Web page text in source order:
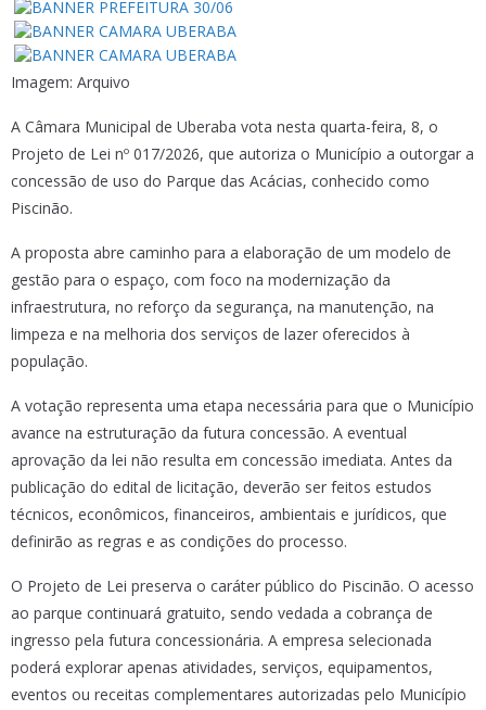
Imagem: Arquivo
A Câmara Municipal de Uberaba vota nesta quarta-feira, 8, o
Projeto de Lei nº 017/2026, que autoriza o Município a outorgar a
concessão de uso do Parque das Acácias, conhecido como
Piscinão.
A proposta abre caminho para a elaboração de um modelo de
gestão para o espaço, com foco na modernização da
infraestrutura, no reforço da segurança, na manutenção, na
limpeza e na melhoria dos serviços de lazer oferecidos à
população.
A votação representa uma etapa necessária para que o Município
avance na estruturação da futura concessão. A eventual
aprovação da lei não resulta em concessão imediata. Antes da
publicação do edital de licitação, deverão ser feitos estudos
técnicos, econômicos, financeiros, ambientais e jurídicos, que
definirão as regras e as condições do processo.
O Projeto de Lei preserva o caráter público do Piscinão. O acesso
ao parque continuará gratuito, sendo vedada a cobrança de
ingresso pela futura concessionária. A empresa selecionada
poderá explorar apenas atividades, serviços, equipamentos,
eventos ou receitas complementares autorizadas pelo Município